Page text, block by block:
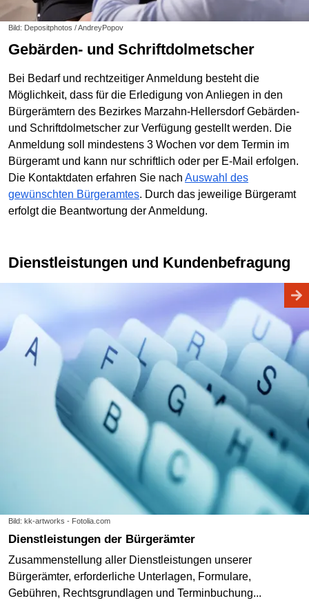
Bild: Depositphotos / AndreyPopov
Gebärden- und Schriftdolmetscher
Bei Bedarf und rechtzeitiger Anmeldung besteht die
Möglichkeit, dass für die Erledigung von Anliegen in den
Bürgerämtern des Bezirkes Marzahn-Hellersdorf Gebärden-
und Schriftdolmetscher zur Verfügung gestellt werden. Die
Anmeldung soll mindestens 3 Wochen vor dem Termin im
Bürgeramt und kann nur schriftlich oder per E-Mail erfolgen.
Die Kontaktdaten erfahren Sie nach Auswahl des
gewünschten Bürgeramtes. Durch das jeweilige Bürgeramt
erfolgt die Beantwortung der Anmeldung.
Dienstleistungen und Kundenbefragung
Bild: kk-artworks - Fotolia.com
Dienstleistungen der Bürgerämter
Zusammenstellung aller Dienstleistungen unserer
Bürgerämter, erforderliche Unterlagen, Formulare,
Gebühren, Rechtsgrundlagen und Terminbuchung...